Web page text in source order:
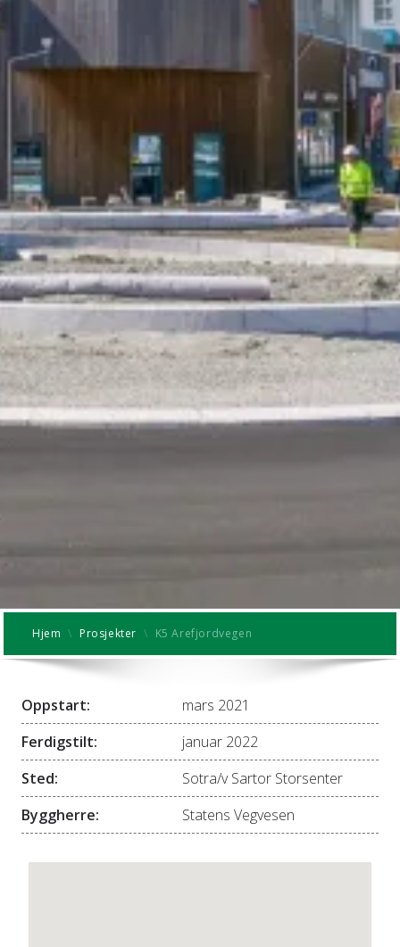
Hjem \ Prosjekter \ K5 Arefjordvegen
Oppstart:
mars 2021
Ferdigstilt:
januar 2022
Sted:
Sotra/v Sartor Storsenter
Byggherre:
Statens Vegvesen